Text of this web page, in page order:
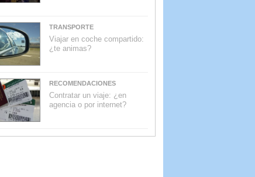
TRANSPORTE
Viajar en coche compartido:
¿te animas?
RECOMENDACIONES
Contratar un viaje: ¿en
agencia o por internet?